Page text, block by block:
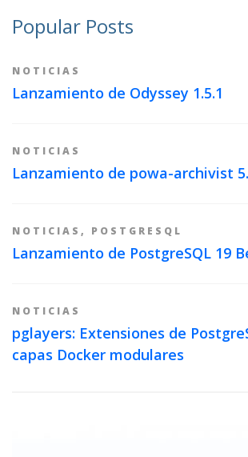
Popular Posts
NOTICIAS
Lanzamiento de Odyssey 1.5.1
NOTICIAS
Lanzamiento de powa-archivist
NOTICIAS , POSTGRESQL
Lanzamiento de PostgreSQL 19
NOTICIAS
pglayers: Extensiones de
capas Docker modulares